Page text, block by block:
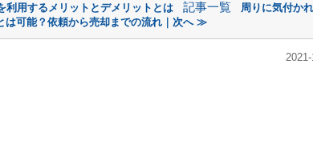
用するメリットとデメリットとは 記事一覧
周りに気付か
は可能？依頼から売却までの流れ｜次へ ≫